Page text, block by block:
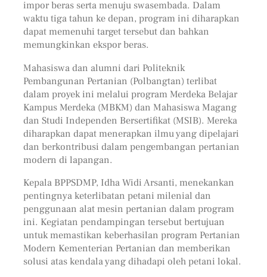
impor beras serta menuju swasembada. Dalam
waktu tiga tahun ke depan, program ini diharapkan
dapat memenuhi target tersebut dan bahkan
memungkinkan ekspor beras.
Mahasiswa dan alumni dari Politeknik
Pembangunan Pertanian (Polbangtan) terlibat
dalam proyek ini melalui program Merdeka Belajar
Kampus Merdeka (MBKM) dan Mahasiswa Magang
dan Studi Independen Bersertifikat (MSIB). Mereka
diharapkan dapat menerapkan ilmu yang dipelajari
dan berkontribusi dalam pengembangan pertanian
modern di lapangan.
Kepala BPPSDMP, Idha Widi Arsanti, menekankan
pentingnya keterlibatan petani milenial dan
penggunaan alat mesin pertanian dalam program
ini. Kegiatan pendampingan tersebut bertujuan
untuk memastikan keberhasilan program Pertanian
Modern Kementerian Pertanian dan memberikan
solusi atas kendala yang dihadapi oleh petani lokal.